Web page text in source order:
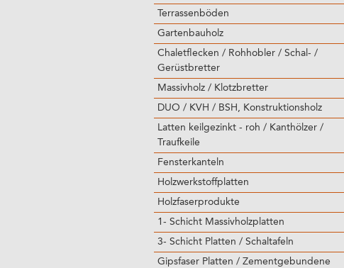
Terrassenböden
Gartenbauholz
Chaletflecken / Rohhobler / Schal- /
Gerüstbretter
Massivholz / Klotzbretter
DUO / KVH / BSH, Konstruktionsholz
Latten keilgezinkt - roh / Kanthölzer /
Traufkeile
Fensterkanteln
Holzwerkstoffplatten
Holzfaserprodukte
1- Schicht Massivholzplatten
3- Schicht Platten / Schaltafeln
Gipsfaser Platten / Zementgebundene